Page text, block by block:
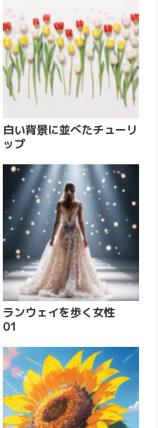
白い背景に並べたチューリ
ップ
ランウェイを歩く女性
01